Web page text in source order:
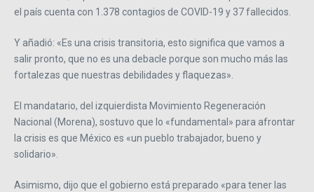
el país cuenta con 1.378 contagios de COVID-19 y 37 fallecidos.
Y añadió: «Es una crisis transitoria, esto significa que vamos a
salir pronto, que no es una debacle porque son mucho más las
fortalezas que nuestras debilidades y flaquezas».
El mandatario, del izquierdista Movimiento Regeneración
Nacional (Morena), sostuvo que lo «fundamental» para afrontar
la crisis es que México es «un pueblo trabajador, bueno y
solidario».
Asimismo, dijo que el gobierno está preparado «para tener las